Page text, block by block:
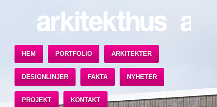
HEM PORTFOLIO ARKITEKTER
DESIGNLINJER FAKTA NYHETER
PROJEKT KONTAKT